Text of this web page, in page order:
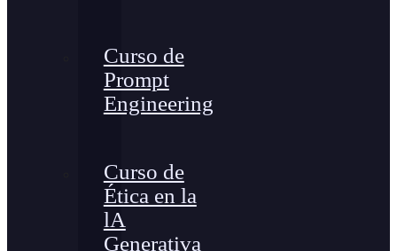
Curso de
Prompt
Engineering
Curso de
Ética en la
lA
Generativa